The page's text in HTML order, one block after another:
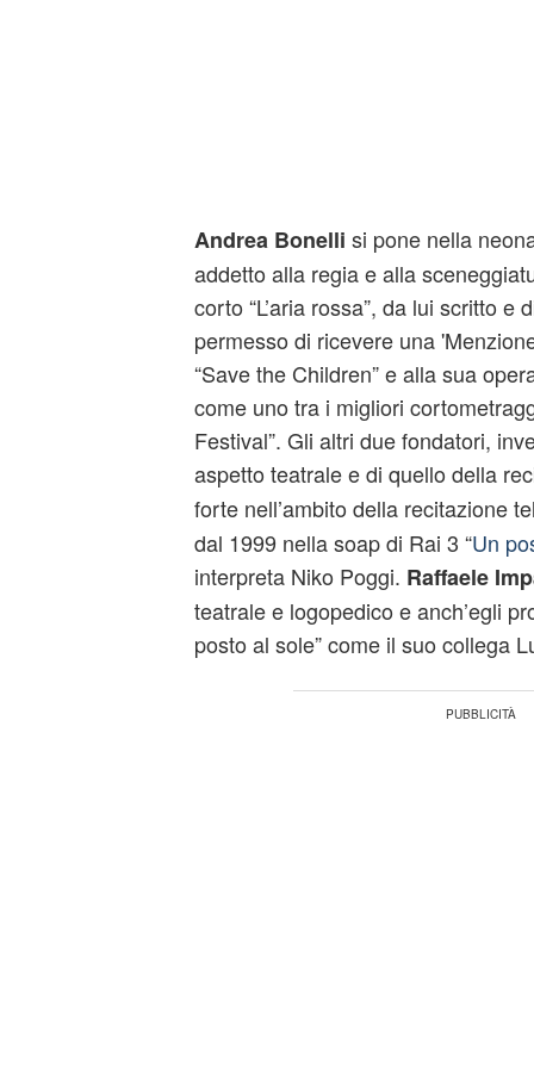
Andrea Bonelli si pone nella
addetto alla regia e alla
corto “L’aria rossa”, da lui scritto e
permesso di ricevere una
“Save the Children” e alla sua
come uno tra i migliori
Festival”. Gli altri due fondatori,
aspetto teatrale e di quello della
forte nell’ambito della recitazione
dal 1999 nella soap di Rai 3 “Un
interpreta Niko Poggi. Raffaele
teatrale e logopedico e anch’egli
posto al sole” come il suo collega